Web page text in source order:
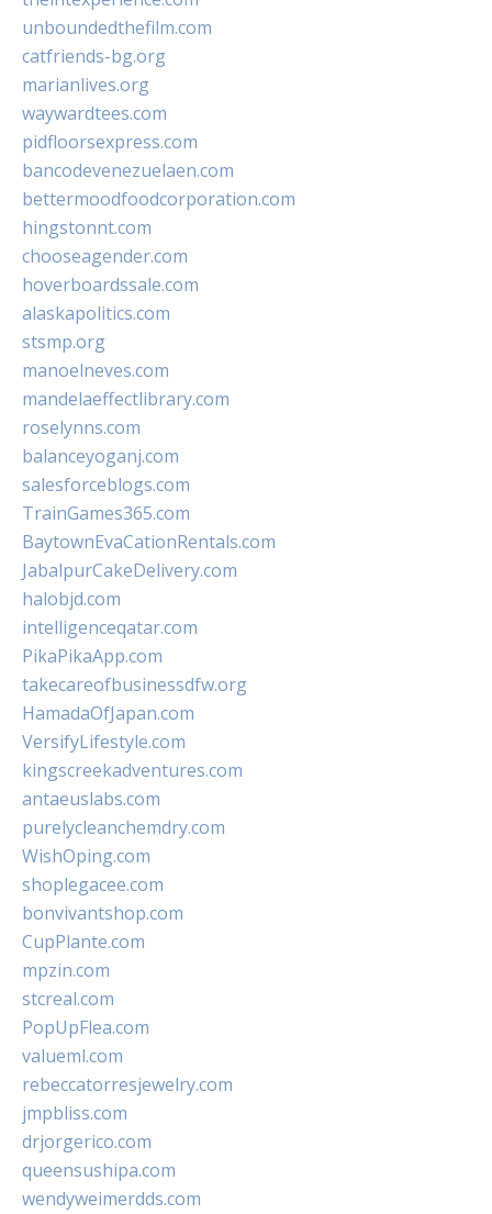
unboundedthefilm.com
catfriends-bg.org
marianlives.org
waywardtees.com
pidfloorsexpress.com
bancodevenezuelaen.com
bettermoodfoodcorporation.com
hingstonnt.com
chooseagender.com
hoverboardssale.com
alaskapolitics.com
stsmp.org
manoelneves.com
mandelaeffectlibrary.com
roselynns.com
balanceyoganj.com
salesforceblogs.com
TrainGames365.com
BaytownEvaCationRentals.com
JabalpurCakeDelivery.com
halobjd.com
intelligenceqatar.com
PikaPikaApp.com
takecareofbusinessdfw.org
HamadaOfJapan.com
VersifyLifestyle.com
kingscreekadventures.com
antaeuslabs.com
purelycleanchemdry.com
WishOping.com
shoplegacee.com
bonvivantshop.com
CupPlante.com
mpzin.com
stcreal.com
PopUpFlea.com
valueml.com
rebeccatorresjewelry.com
jmpbliss.com
drjorgerico.com
queensushipa.com
wendyweimerdds.com